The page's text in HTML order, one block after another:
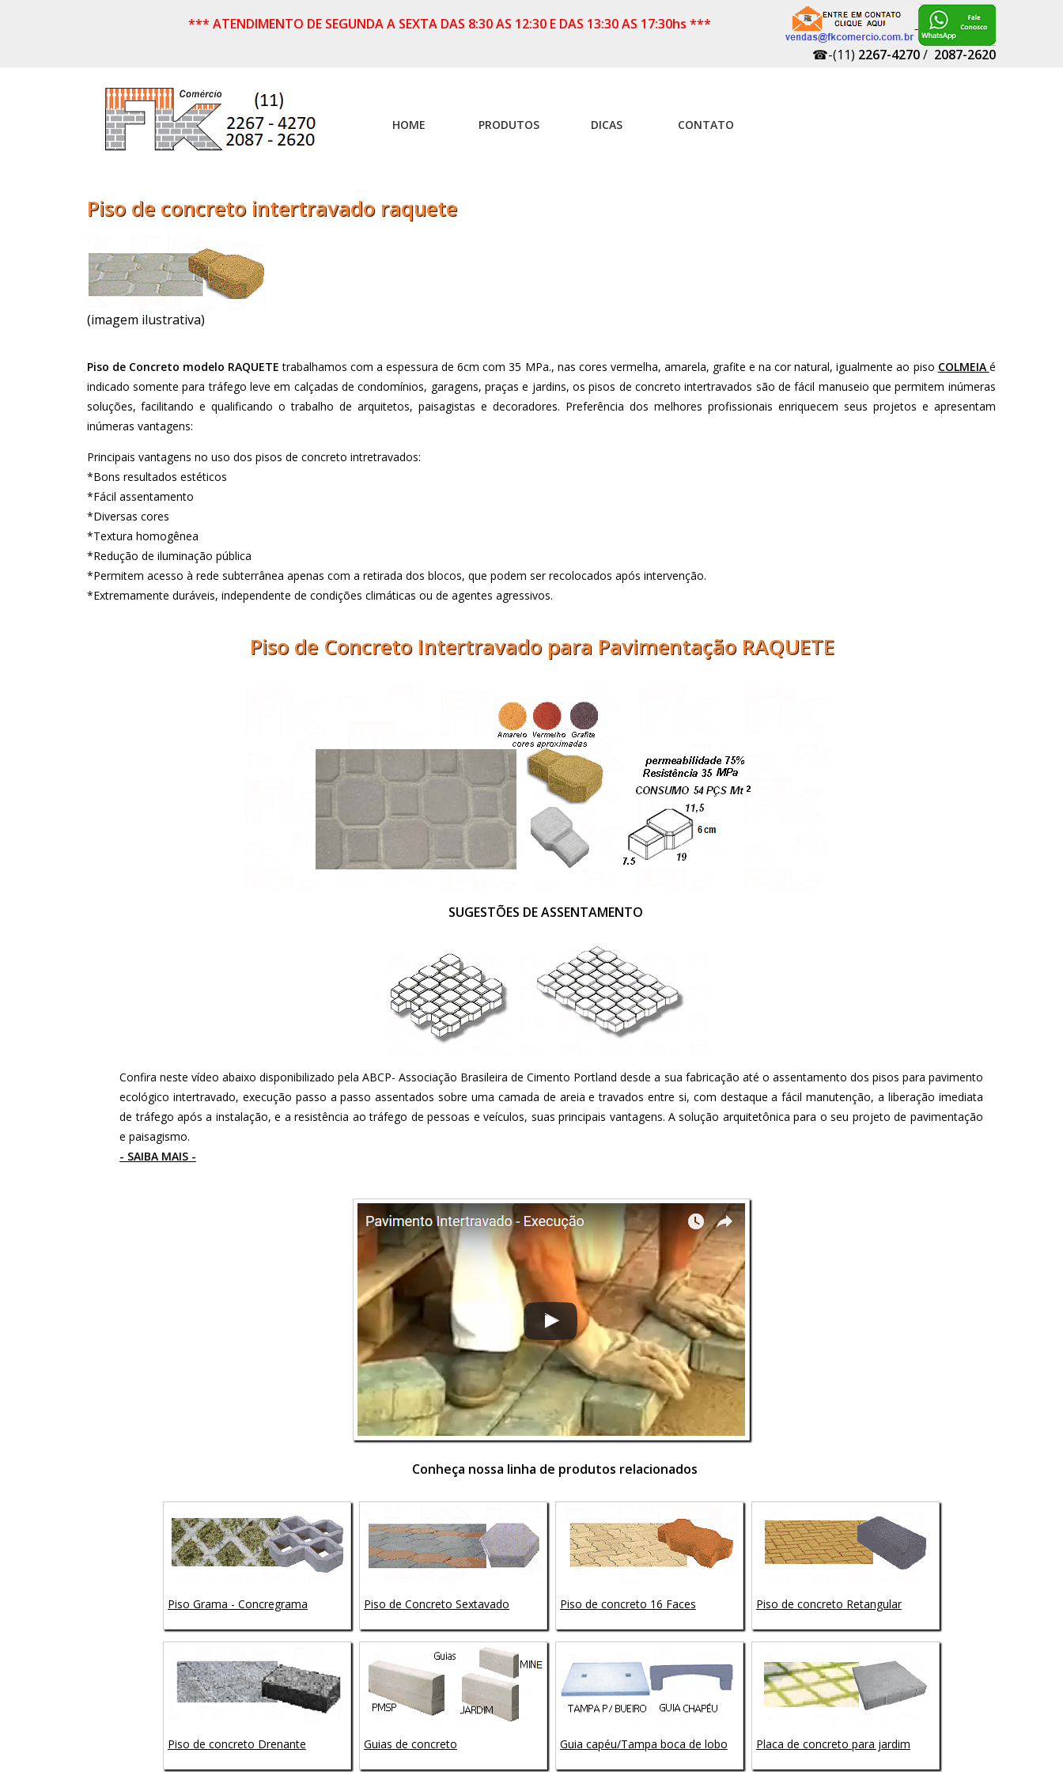
*** ATENDIMENTO DE SEGUNDA A SEXTA DAS 8:30 AS 12:30 E DAS 13:30 AS 17:30hs ***
☎-(11) 2267-4270/ 2087-2620
HOME PRODUTOS DICAS CONTATO
Piso de concreto intertravado raquete
(imagem ilustrativa)
Piso de Concreto modelo RAQUETEtrabalhamos com a espessura de 6cm com 35 MPa., nas cores vermelha, amarela, grafite e na cor natural, igualmente ao piso COLMEIA é
indicado somente para tráfego leve em calçadas de condomínios, garagens, praças e jardins, os pisos de concreto intertravados são de fácil manuseio que permitem inúmeras
soluções, facilitando e qualificando o trabalho de arquitetos, paisagistas e decoradores. Preferência dos melhores profissionais enriquecem seus projetos e apresentam
inúmeras vantagens:
Principais vantagens no uso dos pisos de concreto intretravados:
*Bons resultados estéticos
*Fácil assentamento
*Diversas cores
*Textura homogênea
*Redução de iluminação pública
*Permitem acesso à rede subterrânea apenas com a retirada dos blocos, que podem ser recolocados após intervenção.
*Extremamente duráveis, independente de condições climáticas ou de agentes agressivos.
Piso de Concreto Intertravado para Pavimentação RAQUETE
SUGESTÕES DE ASSENTAMENTO
Confira neste vídeo abaixo disponibilizado pela ABCP- Associação Brasileira de Cimento Portland desde a sua fabricação até o assentamento dos pisos para pavimento
ecológico intertravado, execução passo a passo assentados sobre uma camada de areia e travados entre si, com destaque a fácil manutenção, a liberação imediata
de tráfego após a instalação, e a resistência ao tráfego de pessoas e veículos, suas principais vantagens. A solução arquitetônica para o seu projeto de pavimentação
e paisagismo.
- SAIBA MAIS -
Conheça nossa linha de produtos relacionados
Piso Grama - Concregrama Piso de Concreto Sextavado Piso de concreto 16 Faces Piso de concreto Retangular
Piso de concreto Drenante Guias de concreto Guia capéu/Tampa boca de lobo Placa de concreto para jardim